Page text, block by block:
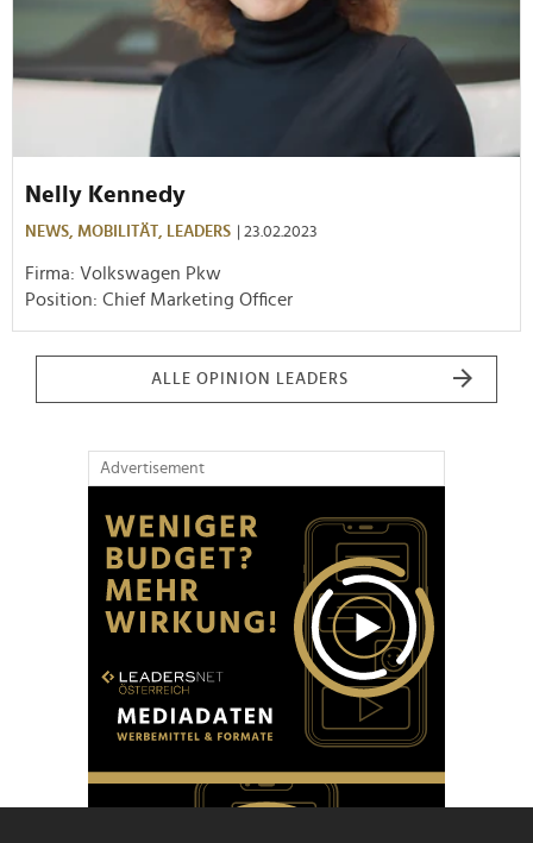
Nelly Kennedy
NEWS, MOBILITÄT, LEADERS | 23.02.2023
Firma: Volkswagen Pkw
Position: Chief Marketing Officer
ALLE OPINION LEADERS
Advertisement